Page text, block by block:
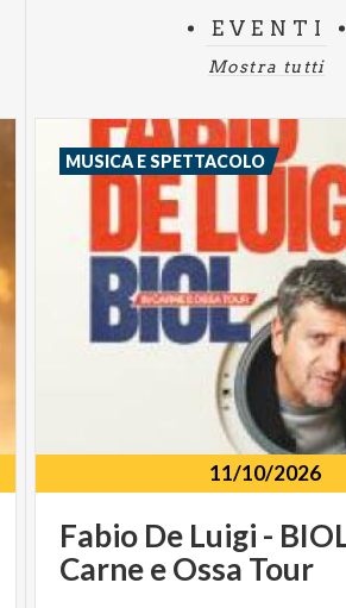
EVENTI
Mostra tutti
11/10/2026
Fabio De Luigi -
CarneeOssa Tour
MUSICA E SPETTACOLO